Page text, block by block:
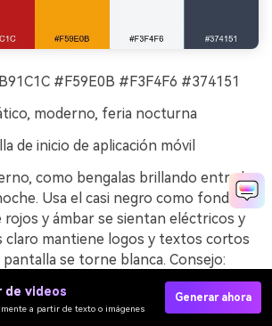
#F59E0B #F3F4F6 #374151
moderno, feria nocturna
de inicio de aplicación móvil
como bengalas brillando entre la
Usa el casi negro como fondo
rojos y ámbar se sientan eléctricos y
claro mantiene logos y textos cortos
pantalla se torne blanca. Consejo:
sutiles y deja que sólo el ámbar
destacado.
de videos
a partir de texto o imágenes
Generar ahora